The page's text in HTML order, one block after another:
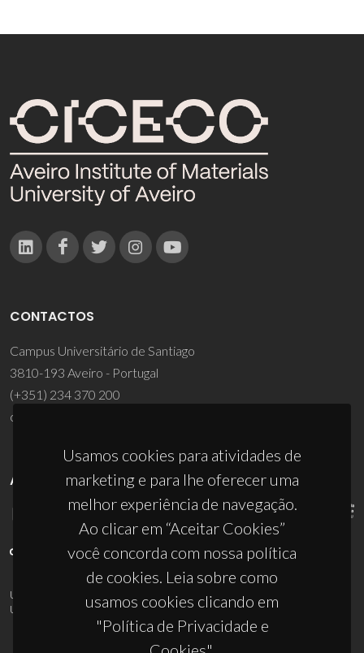
Usamos cookies para atividades de
marketing e para lhe oferecer uma
melhor experiência de navegação.
Ao clicar em “Aceitar Cookies”
você concorda com nossa política
de cookies. Leia sobre como
usamos cookies clicando em
"Política de Privacidade e
CONTACTOS
Campus Universitário de Santiago
3810-193 Aveiro - Portugal
(+351) 234 370 200
ciceco@ua.pt
APOIOS
UID/PRR/50011/2025 10.54499/UID/PRR/50011/2025
UID/PRR2/50011/2025 (DOI: 10.54499/UID/PRR2/50011/2025